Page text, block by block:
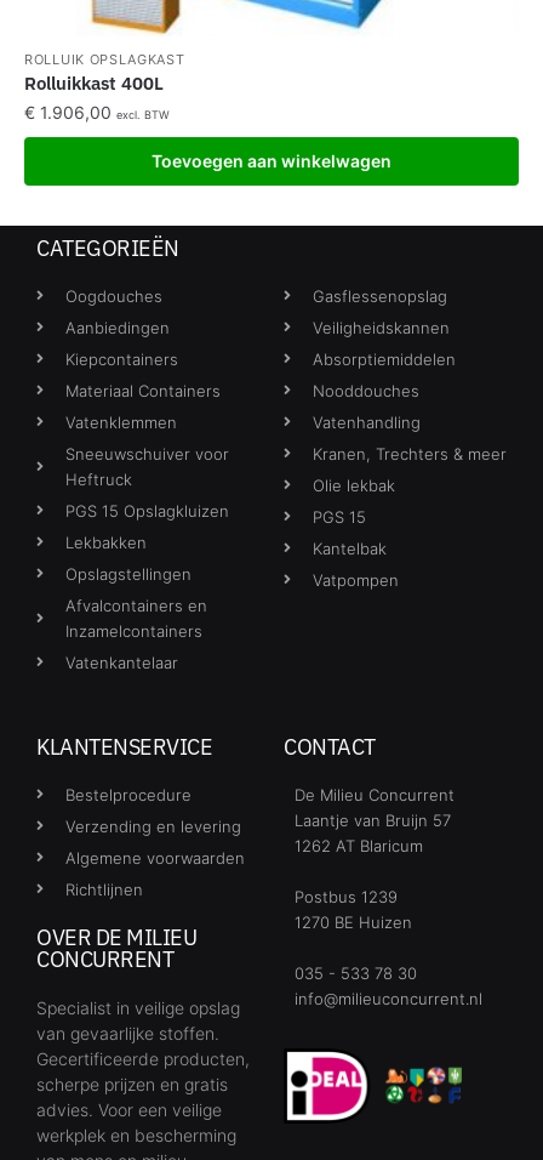
ROLLUIK OPSLAGKAST
Rolluikkast 400L
€ 1.906,00 excl. BTW
Toevoegen aan winkelwagen
CATEGORIEËN
Oogdouches
Aanbiedingen
Kiepcontainers
Materiaal Containers
Vatenklemmen
Sneeuwschuiver voor
Heftruck
PGS 15 Opslagkluizen
Lekbakken
Opslagstellingen
Afvalcontainers en
Inzamelcontainers
Vatenkantelaar
Gasflessenopslag
Veiligheidskannen
Absorptiemiddelen
Nooddouches
Vatenhandling
Kranen, Trechters & meer
Olie lekbak
PGS 15
Kantelbak
Vatpompen
KLANTENSERVICE
Bestelprocedure
Verzending en levering
Algemene voorwaarden
Richtlijnen
OVER DE MILIEU
CONCURRENT
Specialist in veilige opslag
van gevaarlijke stoffen.
Gecertificeerde producten,
scherpe prijzen en gratis
advies. Voor een veilige
werkplek en bescherming
CONTACT
De Milieu Concurrent
Laantje van Bruijn 57
1262 AT Blaricum
Postbus 1239
1270 BE Huizen
035 - 533 78 30
info@milieuconcurrent.nl